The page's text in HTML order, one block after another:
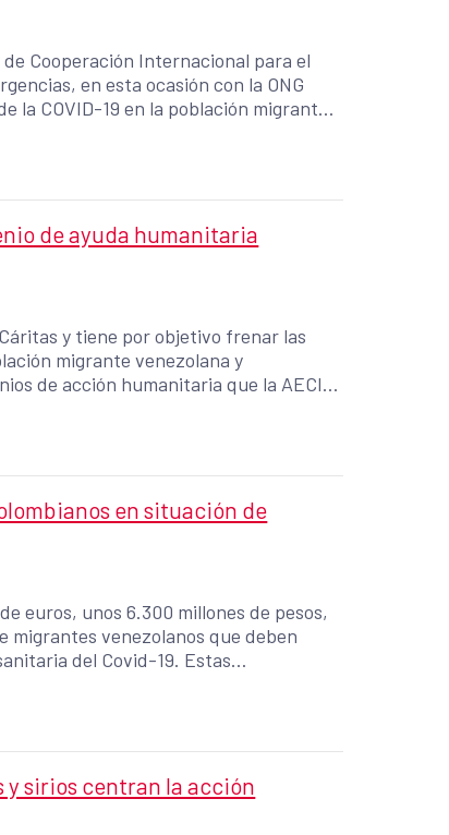
Cooperación Internacional para el
en esta ocasión con la ONG
la COVID-19 en la población migrante
de ayuda humanitaria
y tiene por objetivo frenar las
migrante venezolana y
de acción humanitaria que la AECID
en situación de
euros, unos 6.300 millones de pesos,
migrantes venezolanos que deben
del Covid-19. Estas
y sirios centran la acción